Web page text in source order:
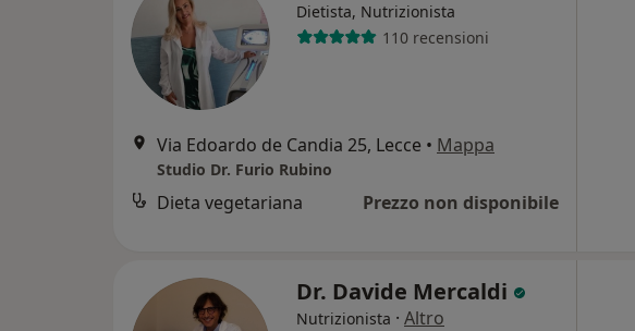
Dietista, Nutrizionista
110 recensioni
Via Edoardo de Candia 25, Lecce • Mappa
Studio Dr. Furio Rubino
Dieta vegetariana Prezzo non disponibile
Dr. Davide Mercaldi
Nutrizionista · Altro